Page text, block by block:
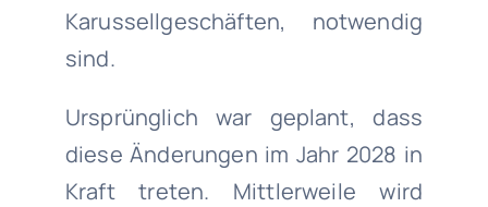
Karussellgeschäften, notwendig
sind.
Ursprünglich war geplant, dass
diese Änderungen im Jahr 2028 in
Kraft treten. Mittlerweile wird